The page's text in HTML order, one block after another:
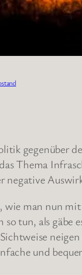
gegenüber
Thema
negative
wie man nun
tun, als gäbe
und